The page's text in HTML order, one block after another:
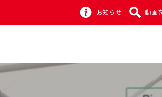
お知らせ 動画